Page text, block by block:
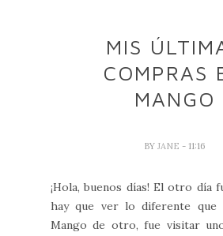
MIS
COMPRAS
MANGO
BY JANE - 11:16
¡Hola, buenos días! El otro día
hay que ver lo diferente que
Mango de otro, fue visitar